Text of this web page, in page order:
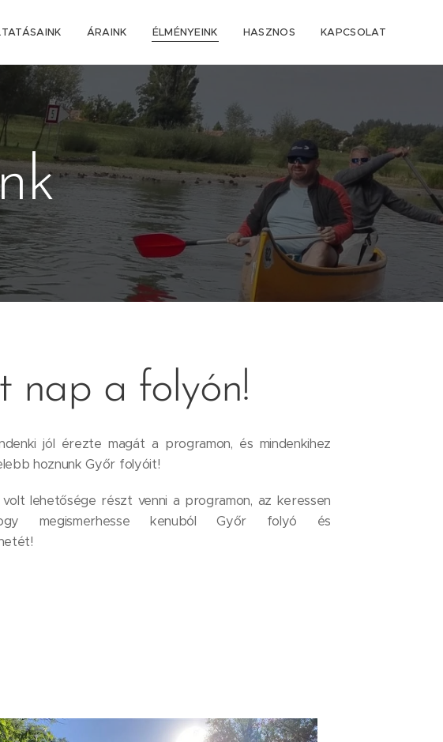
ÁRAINK ÉLMÉNYEINK HASZNOS KAPCSOLAT
nap a folyón!
jól érezte magát a programon, és mindenkihez
hoznunk Győr folyóit!
lehetősége részt venni a programon, az keressen
megismerhesse kenuból Győr folyó és